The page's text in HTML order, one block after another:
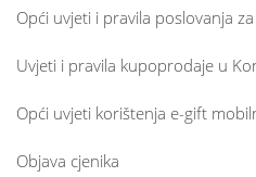
Opći uvjeti i pravila poslovanja
Uvjeti i pravila kupoprodaje u
Opći uvjeti korištenja e-gift
Objava cjenika